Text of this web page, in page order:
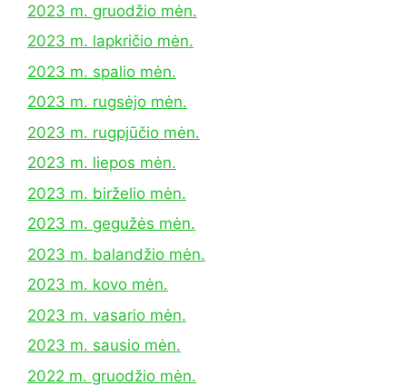
2023 m. gruodžio mėn.
2023 m. lapkričio mėn.
2023 m. spalio mėn.
2023 m. rugsėjo mėn.
2023 m. rugpjūčio mėn.
2023 m. liepos mėn.
2023 m. birželio mėn.
2023 m. gegužės mėn.
2023 m. balandžio mėn.
2023 m. kovo mėn.
2023 m. vasario mėn.
2023 m. sausio mėn.
2022 m. gruodžio mėn.